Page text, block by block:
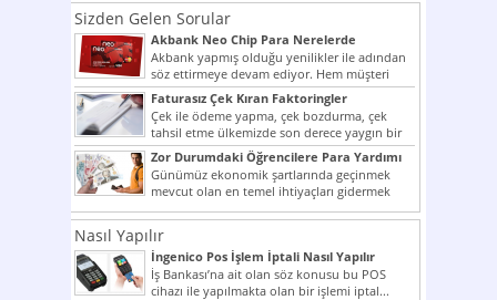
Sizden Gelen Sorular
Akbank Neo Chip Para Nerelerde
Kullanılır?
Akbank yapmış olduğu yenilikler ile adından
söz ettirmeye devam ediyor. Hem müşteri
potansiyelini arttırmak hem...
Faturasız Çek Kıran Faktoringler
Çek ile ödeme yapma, çek bozdurma, çek
tahsil etme ülkemizde son derece yaygın bir
şekilde...
Zor Durumdaki Öğrencilere Para Yardımı
Günümüz ekonomik şartlarında geçinmek
mevcut olan en temel ihtiyaçları gidermek
dahi son derece zor olmak...
Nasıl Yapılır
İngenico Pos İşlem İptali Nasıl Yapılır
İş Bankası’na ait olan söz konusu bu POS
cihazı ile yapılmakta olan bir işlemi iptal...